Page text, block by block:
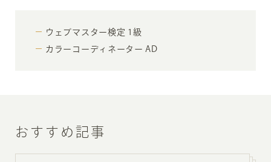
ウェブマスター検定 1級
カラーコーディネーター AD
おすすめ記事